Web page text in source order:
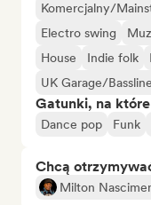
Komercjalny/
Electro swing
House
Indie folk
UK Garage/Bassline
Gatunki, na
Dance pop Funk
Chcą
Milton